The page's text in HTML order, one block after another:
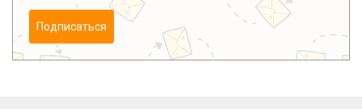
Подписаться